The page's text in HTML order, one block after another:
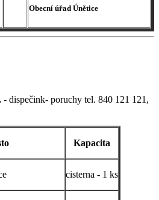
Obecní úřad Únětice
- dispečink- poruchy tel. 840 121 121,
Kapacita
cisterna - 1 ks